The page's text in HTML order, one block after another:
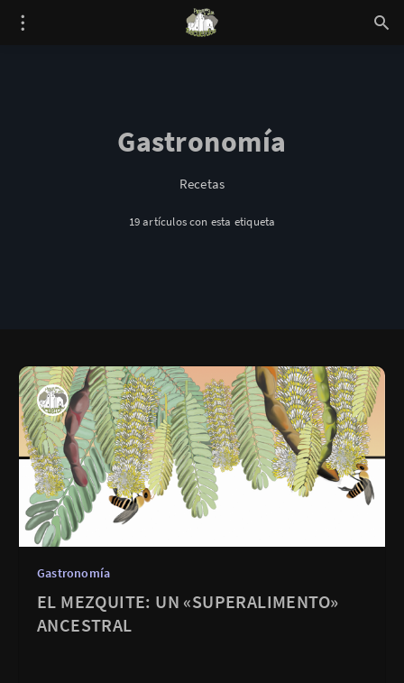
Gastronomía
Recetas
19 artículos con esta etiqueta
Gastronomía
EL MEZQUITE: UN «SUPERALIMENTO»
ANCESTRAL